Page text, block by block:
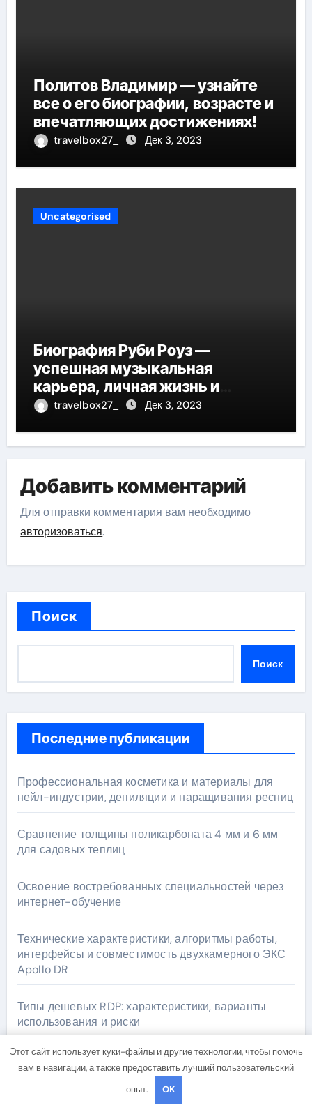
Политов Владимир — узнайте
все о его биографии, возрасте и
впечатляющих достижениях!
travelbox27_ Дек 3, 2023
Uncategorised
Биография Руби Роуз —
успешная музыкальная
карьера, личная жизнь и
знаковые достижения
travelbox27_ Дек 3, 2023
Добавить комментарий
Для отправки комментария вам необходимо
авторизоваться.
Поиск
Поиск
Последние публикации
Профессиональная косметика и материалы для
нейл-индустрии, депиляции и наращивания ресниц
Сравнение толщины поликарбоната 4 мм и 6 мм
для садовых теплиц
Освоение востребованных специальностей через
интернет-обучение
Технические характеристики, алгоритмы работы,
интерфейсы и совместимость двухкамерного ЭКС
Apollo DR
Типы дешевых RDP: характеристики, варианты
использования и риски
Этот сайт использует куки-файлы и другие технологии, чтобы помочь
вам в навигации, а также предоставить лучший пользовательский
опыт.
OK